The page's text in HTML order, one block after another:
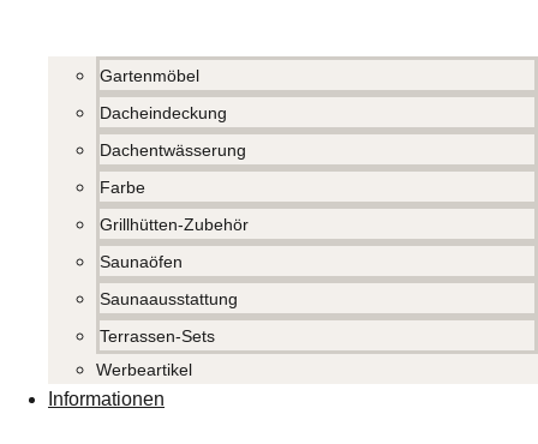
Gartenmöbel
Dacheindeckung
Dachentwässerung
Farbe
Grillhütten-Zubehör
Saunaöfen
Saunaausstattung
Terrassen-Sets
Werbeartikel
Informationen